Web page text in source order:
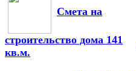
Смета на
строительство дома 141
кв.м.